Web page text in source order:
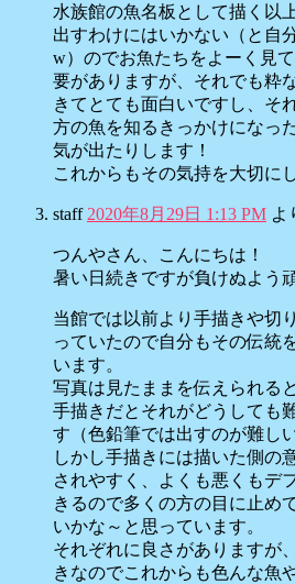
水族館の魚名板として描く以
出すわけにはいかない（と自
w）のでお魚たちをよーく見
要がありますが、それでも粋
きてとても面白いですし、そ
方の魚を知るきっかけになっ
気が出たりします！
これからもその気持を大切に
staff 2020年8月29日 1:13 PM よ
つんやさん、こんにちは！
暑い日続きですが負けぬよう
当館では以前より手描きや切
っていたので自分もその伝統
います。
写真は見たままを伝えられる
手描きだとそれがどうしても
す（色鉛筆では出すのが難し
しかし手描きには描いた側の
されやすく、よくも悪くもデ
きるので多くの方の目に止め
いかな～と思っています。
それぞれに良さがありますが
きなのでこれからも色んな魚